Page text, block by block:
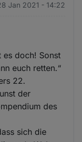
Jan 2021 - 14:22
es doch! Sonst
euch retten.“
22.
der
des
sich die